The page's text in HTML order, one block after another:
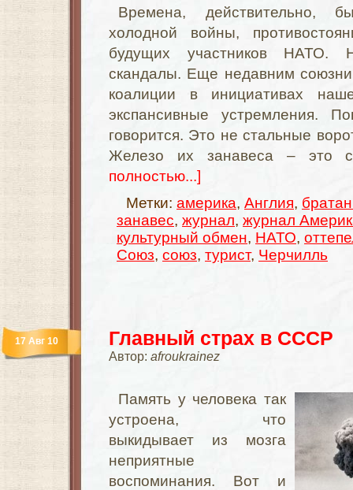
Времена, действительно,
холодной войны,
будущих участников НАТО.
скандалы. Еще недавним
коалиции в инициативах
экспансивные устремления.
говорится. Это не стальные
Железо их занавеса – это
полностью...]
Метки: америка, Англия,
занавес, журнал, журнал
культурный обмен, НАТО,
Союз, союз, турист, Черчилль
Главный страх в СССР
Автор: afroukrainez
17 Авг 10
Память у человека так
устроена, что
выкидывает из мозга
неприятные
воспоминания. Вот и